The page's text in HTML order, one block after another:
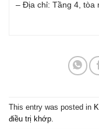
– Địa chỉ: Tầng 4, tòa
This entry was posted in
điều trị khớp